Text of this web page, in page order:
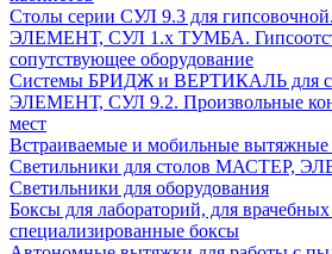
Столы серии СУЛ 9.3 для
ЭЛЕМЕНТ, СУЛ 1.х ТУМБА.
сопутствующее оборудование
Системы БРИДЖ и ВЕРТИКАЛЬ для
ЭЛЕМЕНТ, СУЛ 9.2. Произвольные
мест
Встраиваемые и мобильные вытяжные
Светильники для столов МАСТЕР,
Светильники для оборудования
Боксы для лабораторий, для
специализированные боксы